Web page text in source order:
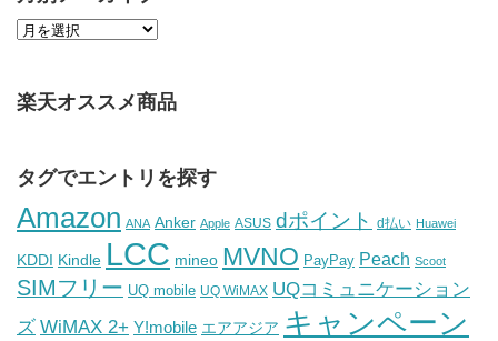
楽天オススメ商品
タグでエントリを探す
Amazon ANA Anker Apple ASUS dポイント d払い Huawei
KDDI Kindle LCC mineo MVNO PayPay Peach Scoot
SIMフリー UQ mobile UQ WiMAX UQコミュニケーション
ズ WiMAX 2+ Y!mobile エアアジア キャンペーン